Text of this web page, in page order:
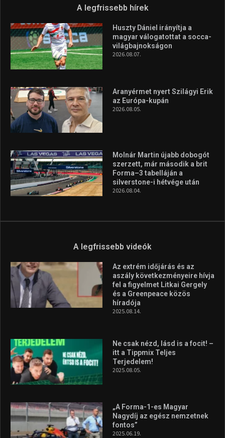
A legfrissebb hírek
Huszty Dániel irányítja a
magyar válogatottat a socca-
világbajnokságon
2026.08.07.
Aranyérmet nyert Szilágyi Erik
az Európa-kupán
2026.08.05.
Molnár Martin újabb dobogót
szerzett, már második a brit
Forma–3 tabelláján a
silverstone-i hétvége után
2026.08.04.
A legfrissebb videók
Az extrém időjárás és az
aszály következményeire hívja
fel a figyelmet Litkai Gergely
és a Greenpeace közös
híradója
2025.08.14.
Ne csak nézd, lásd is a focit! –
itt a Tippmix Teljes
Terjedelem!
2025.08.05.
„A Forma-1-es Magyar
Nagydíj az egész nemzetnek
fontos”
2025.06.19.